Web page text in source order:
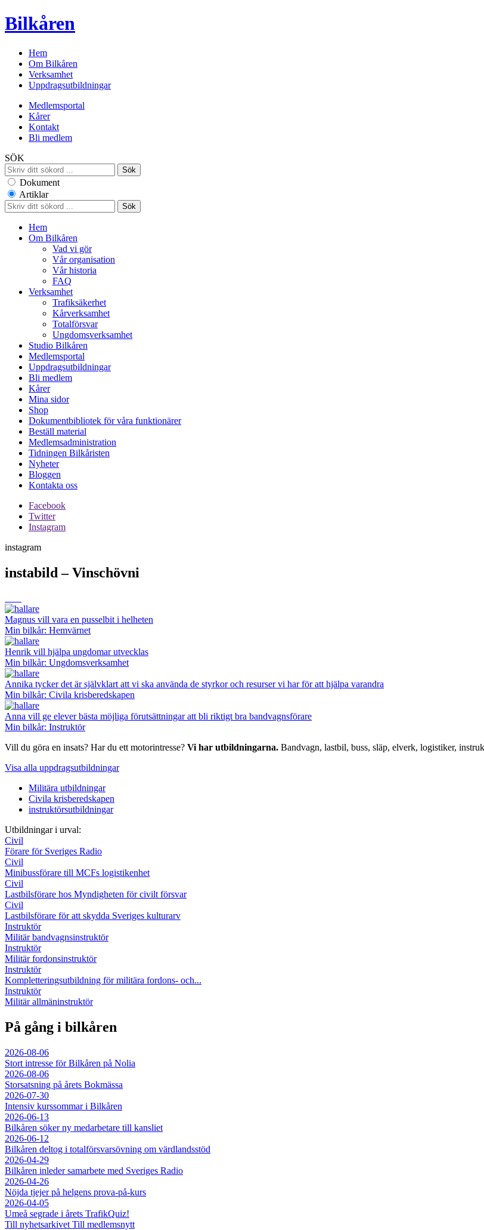
Bilkåren
Hem
Om Bilkåren
Verksamhet
Uppdragsutbildningar
Medlemsportal
Kårer
Kontakt
Bli medlem
SÖK
Dokument
Artiklar
Hem
Om Bilkåren
Vad vi gör
Vår organisation
Vår historia
FAQ
Verksamhet
Trafiksäkerhet
Kårverksamhet
Totalförsvar
Ungdomsverksamhet
Studio Bilkåren
Medlemsportal
Uppdragsutbildningar
Bli medlem
Kårer
Mina sidor
Shop
Dokumentbibliotek för våra funktionärer
Beställ material
Medlemsadministration
Tidningen Bilkåristen
Nyheter
Bloggen
Kontakta oss
Facebook
Twitter
Instagram
instagram
instabild – Vinschövni
Magnus vill vara en pusselbit i helheten
Min bilkår: Hemvärnet
Henrik vill hjälpa ungdomar utvecklas
Min bilkår: Ungdomsverksamhet
Annika tycker det är självklart att vi ska använda de styrkor och resurser vi har för att hjälpa varandra
Min bilkår: Civila krisberedskapen
Anna vill ge elever bästa möjliga förutsättningar att bli riktigt bra bandvagnsförare
Min bilkår: Instruktör
Vill du göra en insats? Har du ett motorintresse? Vi har utbildningarna. Bandvagn, lastbil, buss, släp, elverk, logistiker,
Visa alla uppdragsutbildningar
Militära utbildningar
Civila krisberedskapen
instruktörsutbildningar
Utbildningar i urval:
Civil
Förare för Sveriges Radio
Civil
Minibussförare till MCFs logistikenhet
Civil
Lastbilsförare hos Myndigheten för civilt försvar
Civil
Lastbilsförare för att skydda Sveriges kulturarv
Instruktör
Militär bandvagnsinstruktör
Instruktör
Militär fordonsinstruktör
Instruktör
Kompletteringsutbildning för militära fordons- och...
Instruktör
Militär allmäninstruktör
På gång i bilkåren
2026-08-06
Stort intresse för Bilkåren på Nolia
2026-08-06
Storsatsning på årets Bokmässa
2026-07-30
Intensiv kurssommar i Bilkåren
2026-06-13
Bilkåren söker ny medarbetare till kansliet
2026-06-12
Bilkåren deltog i totalförsvarsövning om värdlandsstöd
2026-04-29
Bilkåren inleder samarbete med Sveriges Radio
2026-04-26
Nöjda tjejer på helgens prova-på-kurs
2026-04-05
Umeå segrade i årets TrafikQuiz!
Till nyhetsarkivet Till medlemsnytt